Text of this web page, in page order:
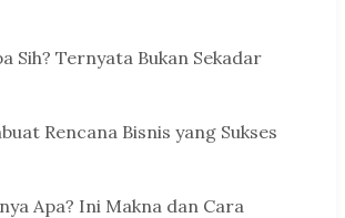
Sih? Ternyata Bukan Sekadar
Rencana Bisnis yang Sukses
Apa? Ini Makna dan Cara